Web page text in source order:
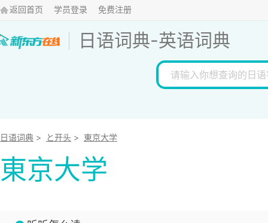
返回首页 学员登录 免费注册
日语词典-英语词典
日语词典 > と开头 > 東京大学
東京大学